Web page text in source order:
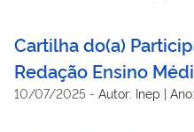
Cartilha do(a)
Redação Ensino
10/07/2025 - Autor: Inep |